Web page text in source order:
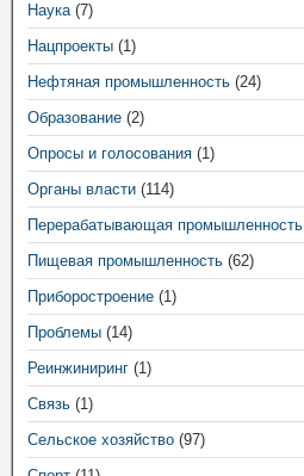
Наука(7)
Нацпроекты (1)
Нефтяная промышленность (24)
Образование (2)
Опросы и голосования (1)
Органы власти (114)
Перерабатывающая промышленность
Пищевая промышленность (62)
Приборостроение (1)
Проблемы (14)
Реинжиниринг (1)
Связь (1)
Сельское хозяйство (97)